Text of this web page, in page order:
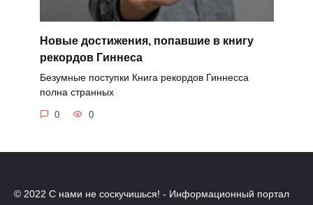
Новые достижения, попавшие в книгу
рекордов Гиннеса
Безумные поступки Книга рекордов Гиннесса
полна странных
0 0
© 2022 С нами не соскучишься! - Информационный портал